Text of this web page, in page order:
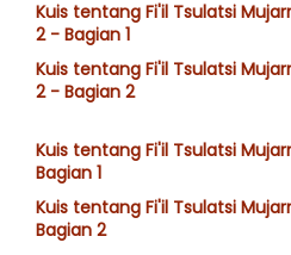
Kuis tentang Fi'il Tsulatsi
2 - Bagian 1
Kuis tentang Fi'il Tsulatsi
2 - Bagian 2
Kuis tentang Fi'il Tsulatsi
Bagian 1
Kuis tentang Fi'il Tsulatsi
Bagian 2